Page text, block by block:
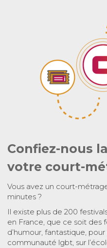
Confiez-nous
votre court-
Vous avez un court-
minutes ?
Il existe plus de 200
en France, que ce soit des
d’humour, fantastique,
communauté lgbt, sur